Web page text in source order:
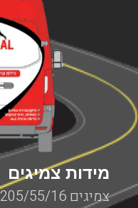
מידות צמיגים
צמיגים 205/55/16